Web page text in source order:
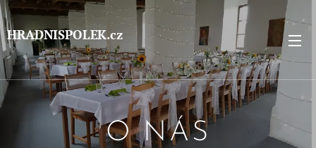
HRADNISPOLEK.cz
O NÁS